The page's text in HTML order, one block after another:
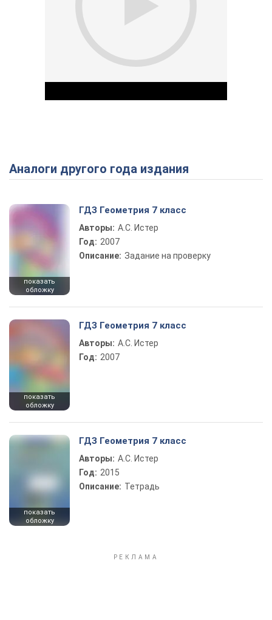
Play Video
Аналоги другого года издания
показать
обложку
ГДЗ Геометрия 7 класс
Авторы: А.С. Истер
Год: 2007
Описание: Задание на проверку
показать
обложку
ГДЗ Геометрия 7 класс
Авторы: А.С. Истер
Год: 2007
показать
обложку
ГДЗ Геометрия 7 класс
Авторы: А.С. Истер
Год: 2015
Описание: Тетрадь